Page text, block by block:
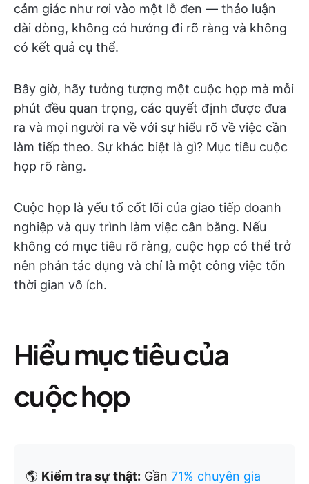
cảm giác như rơi vào một lỗ đen — thảo luận
dài dòng, không có hướng đi rõ ràng và không
có kết quả cụ thể.
Bây giờ, hãy tưởng tượng một cuộc họp mà mỗi
phút đều quan trọng, các quyết định được đưa
ra và mọi người ra về với sự hiểu rõ về việc cần
làm tiếp theo. Sự khác biệt là gì? Mục tiêu cuộc
họp rõ ràng.
Cuộc họp là yếu tố cốt lõi của giao tiếp doanh
nghiệp và quy trình làm việc cân bằng. Nếu
không có mục tiêu rõ ràng, cuộc họp có thể trở
nên phản tác dụng và chỉ là một công việc tốn
thời gian vô ích.
Hiểu mục tiêu của
cuộc họp
🌎 Kiểm tra sự thật: Gần 71% chuyên gia